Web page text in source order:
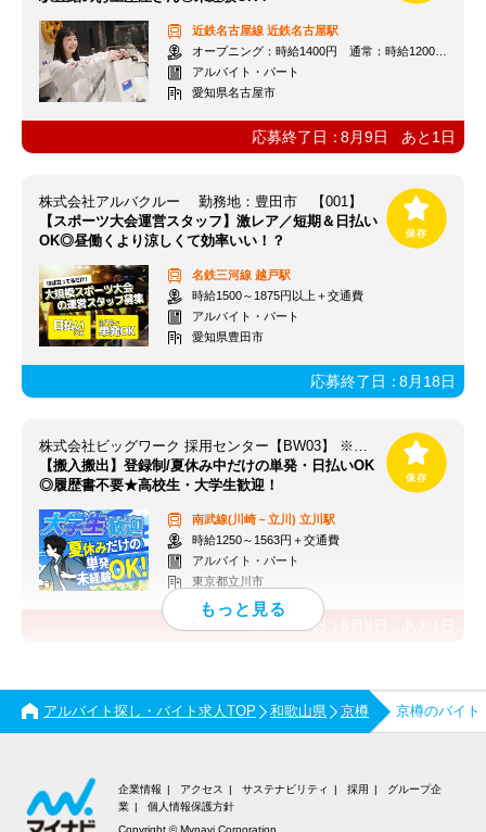
近鉄名古屋線 近鉄名古屋駅
オープニング：時給1400円 通常：時給1200円～＋交通費全額支給
アルバイト・パート
愛知県名古屋市
応募終了日：8月9日 あと 1 日
株式会社アルバクルー 勤務地：豊田市 【001】
【スポーツ大会運営スタッフ】激レア／短期＆日払い
OK◎昼働くより涼しくて効率いい！？
名鉄三河線 越戸駅
時給1500～1875円以上＋交通費
アルバイト・パート
愛知県豊田市
応募終了日：8月18日
株式会社ビッグワーク 採用センター【BW03】 ※立川エリア
【搬入搬出】登録制/夏休み中だけの単発・日払いOK
◎履歴書不要★高校生・大学生歓迎！
南武線(川崎－立川) 立川駅
時給1250～1563円＋交通費
アルバイト・パート
東京都立川市
応募終了日：
アルバイト探し・バイト求人TOP 和歌山県 京樽 京樽のバイト
企業情報 アクセス サステナビリティ 採用
グループ企
業
個人情報保護方針
Copyright © Mynavi Corporation